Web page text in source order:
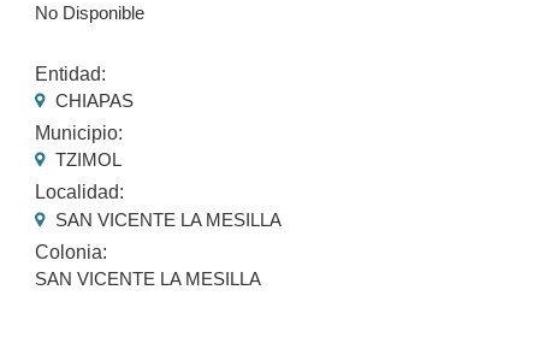
No Disponible
Entidad:
CHIAPAS
Municipio:
TZIMOL
Localidad:
SAN VICENTE LA MESILLA
Colonia:
SAN VICENTE LA MESILLA